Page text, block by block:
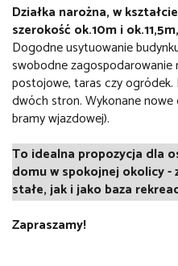
Działka narożna, w
szerokość ok.10m i
Dogodne usytuowanie
swobodne
postojowe, taras czy
dwóch stron. Wykonane
bramy wjazdowej).
To idealna propozycja dla
domu w spokojnej okolicy -
stałe, jak i jako baza
Zapraszamy!